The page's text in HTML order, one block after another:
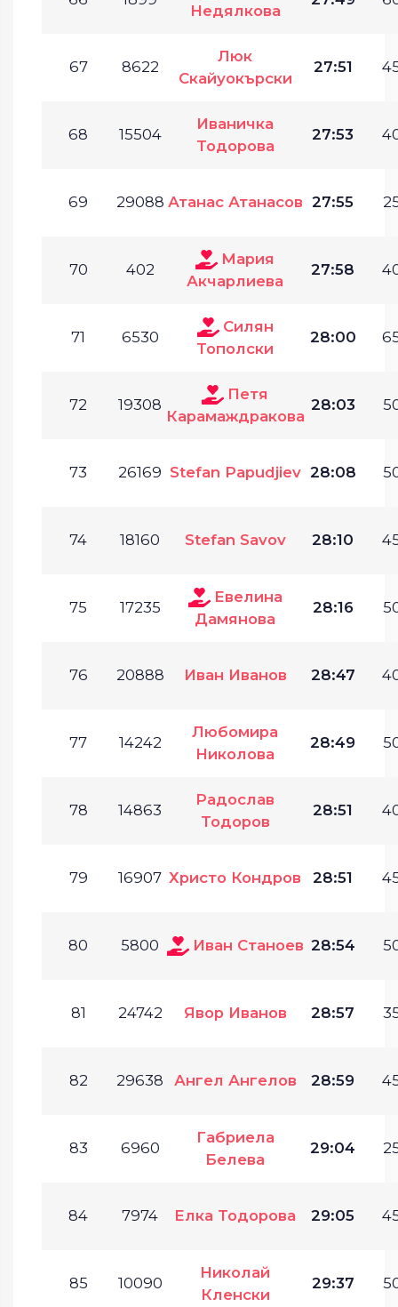
Недялкова
67 8622
Люк
Скайуокърски
27:51
68 15504
Иваничка
Тодорова
27:53
69 29088 Атанас Атанасов 27:55
70 402
Мария
Акчарлиева
27:58
71 6530
Силян
Тополски
28:00
72 19308
Петя
Карамаждракова
28:03
73 26169 Stefan Papudjiev 28:08
74 18160 Stefan Savov 28:10
75 17235
Евелина
Дамянова
28:16
76 20888 Иван Иванов 28:47
77 14242
Любомира
Николова
28:49
78 14863
Радослав
Тодоров
28:51
79 16907 Христо Кондров 28:51
80 5800 Иван Станоев 28:54
81 24742 Явор Иванов 28:57
82 29638 Ангел Ангелов 28:59
83 6960
Габриела
Белева
29:04
84 7974 Елка Тодорова 29:05
85 10090
Николай
Кленски
29:37